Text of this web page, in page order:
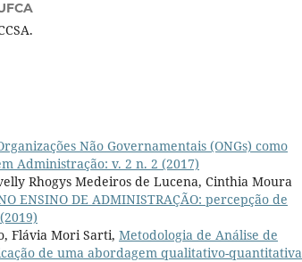
Não Governamentais (ONGs) como
Administração: v. 2 n. 2 (2017)
Rhogys Medeiros de Lucena, Cinthia Moura
ENSINO DE ADMINISTRAÇÃO: percepção de
Flávia Mori Sarti, Metodologia de Análise de
de uma abordagem qualitativo-quantitativa